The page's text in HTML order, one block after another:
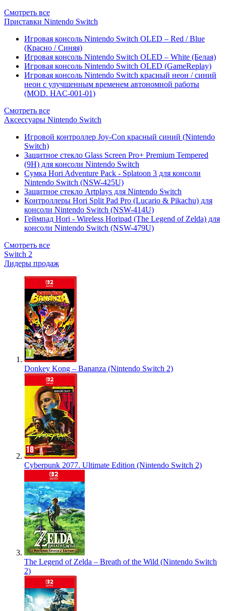
Смотреть все
Приставки Nintendo Switch
Игровая консоль Nintendo Switch OLED – Red / Blue
(Красно / Синяя)
Игровая консоль Nintendo Switch OLED – White (Белая)
Игровая консоль Nintendo Switch OLED (GameReplay)
Игровая консоль Nintendo Switch красный неон / синий
неон с улучшенным временем автономной работы
(MOD. HAC-001-01)
Смотреть все
Аксессуары Nintendo Switch
Игровой контроллер Joy-Con красный синий (Nintendo
Switch)
Защитное стекло Glass Screen Pro+ Premium Tempered
(9H) для консоли Nintendo Switch
Сумка Hori Adventure Pack - Splatoon 3 для консоли
Nintendo Switch (NSW-425U)
Защитное стекло Artplays для Nintendo Switch
Контроллеры Hori Split Pad Pro (Lucario & Pikachu) для
консоли Nintendo Switch (NSW-414U)
Геймпад Hori - Wireless Horipad (The Legend of Zelda) для
консоли Nintendo Switch (NSW-479U)
Смотреть все
Switch 2
Лидеры продаж
Donkey Kong – Bananza (Nintendo Switch 2)
Cyberpunk 2077. Ultimate Edition (Nintendo Switch 2)
The Legend of Zelda – Breath of the Wild (Nintendo Switch
2)